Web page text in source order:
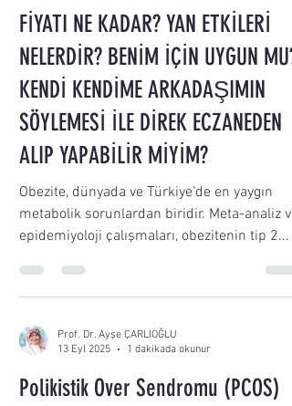
FİYATI NE KADAR? YAN ETKİLERİ
NELERDİR? BENİM İÇİN UYGUN MU?
KENDİ KENDİME ARKADAŞIMIN
SÖYLEMESİ İLE DİREK ECZANEDEN
ALIP YAPABİLİR MİYİM?
Obezite, dünyada ve Türkiye’de en yaygın
metabolik sorunlardan biridir. Meta-analiz ve
epidemiyoloji çalışmaları, obezitenin tip 2...
Prof. Dr. Ayşe ÇARLIOĞLU
13 Eyl 2025
1 dakikada okunur
Polikistik Over Sendromu (PCOS)